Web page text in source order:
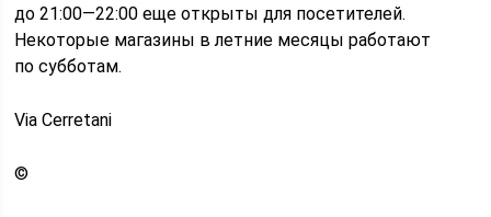
до 21:00—22:00 еще открыты для посетителей.
Некоторые магазины в летние месяцы работают
по субботам.
Via Cerretani
©